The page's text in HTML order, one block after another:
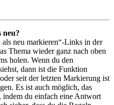
neu?
neu markieren“-Links in der
Thema wieder ganz nach oben
holen. Wenn du den
dann ist die Funktion
seit der letzten Markierung ist
Es ist auch möglich, das
indem du einfach eine Antwort